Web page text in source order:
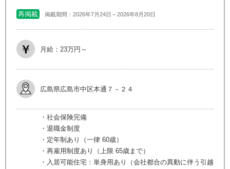
再掲載 掲載期間：2026年7月24日～2026年8月20日
月給：23万円～
広島県広島市中区本通７－２４
・社会保険完備
・退職金制度
・定年制あり（一律 60歳）
・再雇用制度あり（上限 65歳まで）
・入居可能住宅：単身用あり（会社都合の異動に伴う引越